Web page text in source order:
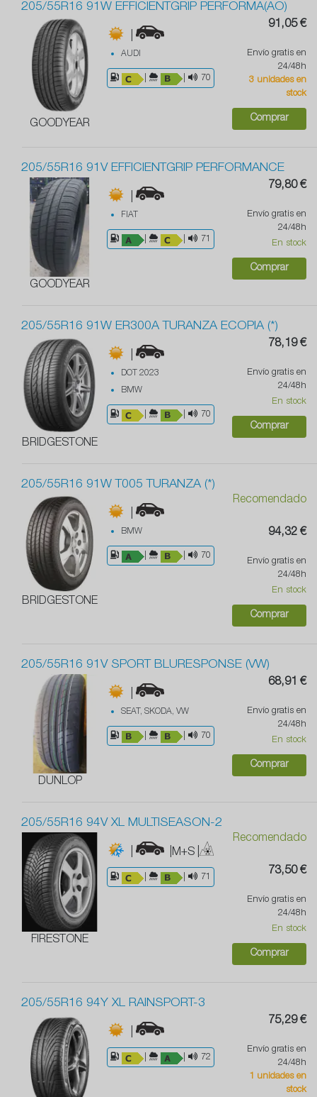
205/55R16 91W EFFICIENTGRIP PERFORMA(AO)
GOODYEAR
|
AUDI
70
91,05 €
Envío gratis en
24/48h
3 unidades en
stock
Comprar
205/55R16 91V EFFICIENTGRIP PERFORMANCE
GOODYEAR
|
FIAT
71
79,80 €
Envío gratis en
24/48h
En stock
Comprar
205/55R16 91W ER300A TURANZA ECOPIA (*)
BRIDGESTONE
|
DOT 2023
BMW
70
78,19 €
Envío gratis en
24/48h
En stock
Comprar
205/55R16 91W T005 TURANZA (*)
BRIDGESTONE
|
BMW
70
Recomendado
94,32 €
Envío gratis en
24/48h
En stock
Comprar
205/55R16 91V SPORT BLURESPONSE (VW)
DUNLOP
|
SEAT, SKODA, VW
70
68,91 €
Envío gratis en
24/48h
En stock
Comprar
205/55R16 94V XL MULTISEASON-2
FIRESTONE
| |M+S |
71
Recomendado
73,50 €
Envío gratis en
24/48h
En stock
Comprar
205/55R16 94Y XL RAINSPORT-3
|
72
75,29 €
Envío gratis en
24/48h
1 unidades en
stock